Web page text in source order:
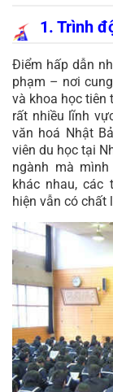
1. Trình
Điểm hấp dẫn
phạm – nơi
và khoa học tiên
rất nhiều lĩnh
văn hoá Nhật
viên du học tại
ngành mà
khác nhau, các
hiện vẫn có chất